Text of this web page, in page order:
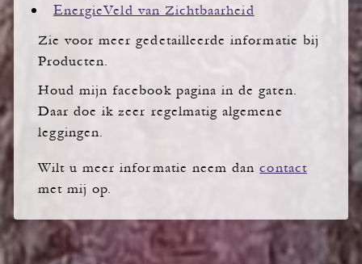
EnergieVeld van Zichtbaarheid
Zie voor meer gedetailleerde informatie bij
Producten.
Houd mijn facebook pagina in de gaten.
Daar doe ik zeer regelmatig algemene
leggingen.
Wilt u meer informatie neem dancontact
met mij op.